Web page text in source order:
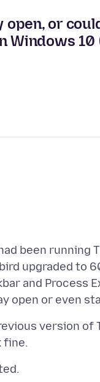
or
Windows
been running
upgraded to
and Process
version of